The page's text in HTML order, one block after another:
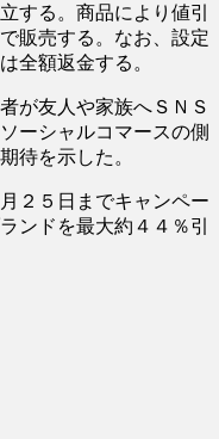
する。商品により値引
販売する。なお、設定
全額返金する。
が友人や家族へＳＮＳ
ーシャルコマースの側
待を示した。
２５日までキャンペー
ンドを最大約４４％引